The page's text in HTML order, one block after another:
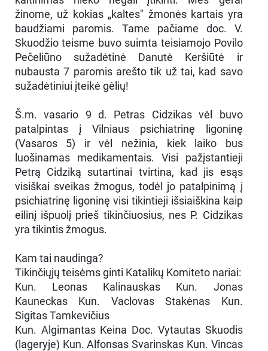
žinome, už kokias „kaltes" žmonės kartais yra
baudžiami paromis. Tame pačiame doc. V.
Skuodžio teisme buvo suimta teisiamojo Povilo
Pečeliūno sužadėtinė Danutė Keršiūtė ir
nubausta 7 paromis arešto tik už tai, kad savo
sužadėtiniui įteikė gėlių!
Š.m. vasario 9 d. Petras Cidzikas vėl buvo
patalpintas į Vilniaus psichiatrinę ligoninę
(Vasaros 5) ir vėl nežinia, kiek laiko bus
luošinamas medikamentais. Visi pažįstantieji
Petrą Cidziką sutartinai tvirtina, kad jis esąs
visiškai sveikas žmogus, todėl jo patalpinimą į
psichiatrinę ligoninę visi tikintieji išsiaiškina kaip
eilinį išpuolį prieš tikinčiuosius, nes P. Cidzikas
yra tikintis žmogus.
Kam tai naudinga?
Tikinčiųjų teisėms ginti Katalikų Komiteto nariai:
Kun. Leonas Kalinauskas Kun. Jonas
Kauneckas Kun. Vaclovas Stakėnas Kun.
Sigitas Tamkevičius
Kun. Algimantas Keina Doc. Vytautas Skuodis
(lageryje) Kun. Alfonsas Svarinskas Kun. Vincas